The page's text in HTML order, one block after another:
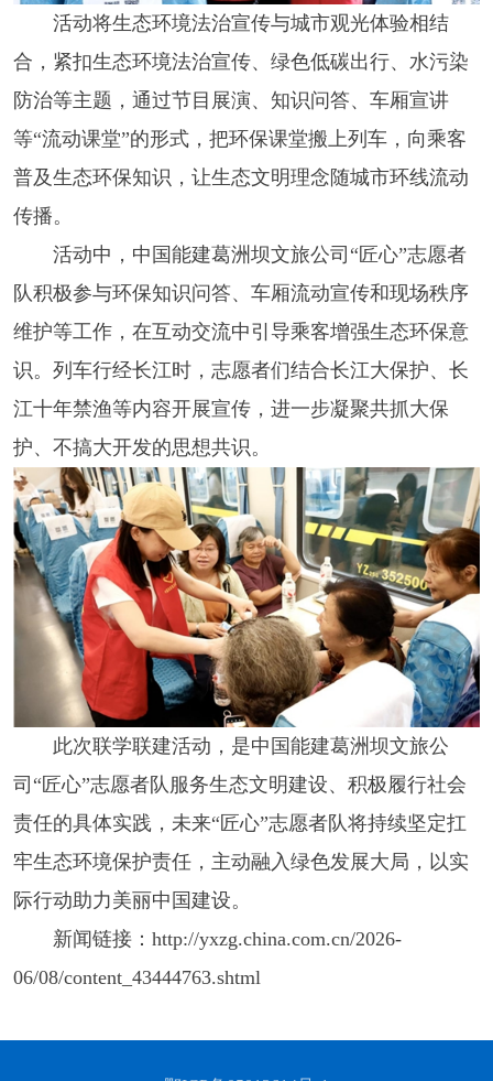
活动将生态环境法治宣传与城市观光体验相结
合，紧扣生态环境法治宣传、绿色低碳出行、水污染
防治等主题，通过节目展演、知识问答、车厢宣讲
等“流动课堂”的形式，把环保课堂搬上列车，向乘客
普及生态环保知识，让生态文明理念随城市环线流动
传播。
活动中，中国能建葛洲坝文旅公司“匠心”志愿者
队积极参与环保知识问答、车厢流动宣传和现场秩序
维护等工作，在互动交流中引导乘客增强生态环保意
识。列车行经长江时，志愿者们结合长江大保护、长
江十年禁渔等内容开展宣传，进一步凝聚共抓大保
护、不搞大开发的思想共识。
此次联学联建活动，是中国能建葛洲坝文旅公
司“匠心”志愿者队服务生态文明建设、积极履行社会
责任的具体实践，未来“匠心”志愿者队将持续坚定扛
牢生态环境保护责任，主动融入绿色发展大局，以实
际行动助力美丽中国建设。
新闻链接：http://yxzg.china.com.cn/2026-
06/08/content_43444763.shtml